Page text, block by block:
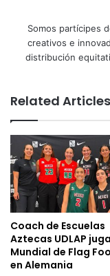
Somos partícipes
creativos e
distribución
Related Articles
Coach de Escuelas
Aztecas UDLAP
Mundial de Flag
en Alemania